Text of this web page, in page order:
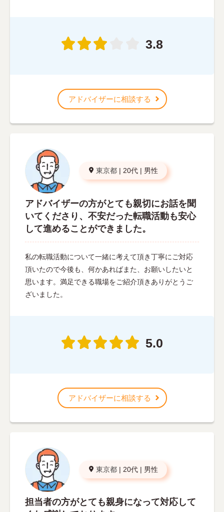
3.8
アドバイザーに相談する
東京都 | 20代 | 男性
アドバイザーの方がとても親切にお話を聞
いてくださり、不安だった転職活動も安心
して進めることができました。
私の転職活動について一緒に考えて頂き丁寧にご対応
頂いたので今後も、何かあればまた、お願いしたいと
思います。満足できる職場をご紹介頂きありがとうご
ざいました。
5.0
アドバイザーに相談する
東京都 | 20代 | 男性
担当者の方がとても親身になって対応して